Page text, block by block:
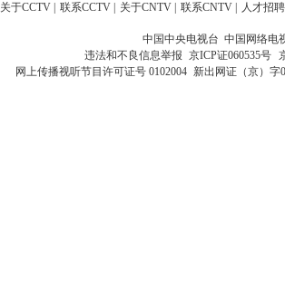
关于CCTV 联系CCTV 关于CNTV 联系CNTV 人才招聘
中国中央电视台 中国网络电
违法和不良信息举报 京ICP证060535号
网上传播视听节目许可证号 0102004 新出网证（京）